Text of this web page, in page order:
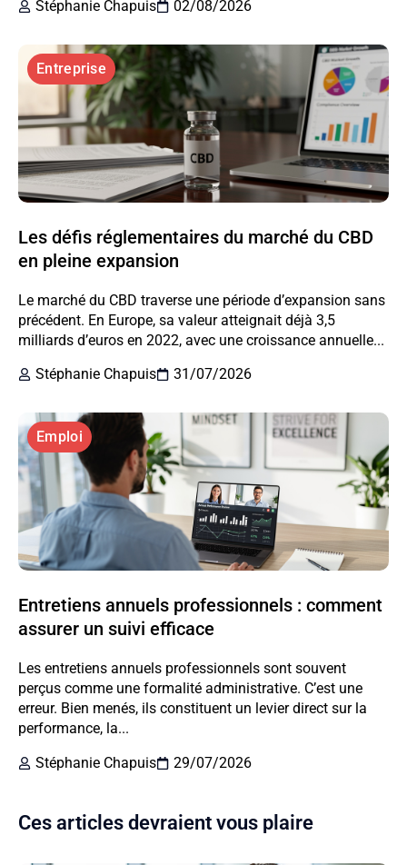
Stéphanie Chapuis
02/08/2026
Entreprise
Les défis réglementaires du marché du CBD
en pleine expansion
Le marché du CBD traverse une période d’expansion sans
précédent. En Europe, sa valeur atteignait déjà 3,5
milliards d’euros en 2022, avec une croissance annuelle...
Stéphanie Chapuis
31/07/2026
Emploi
Entretiens annuels professionnels : comment
assurer un suivi efficace
Les entretiens annuels professionnels sont souvent
perçus comme une formalité administrative. C’est une
erreur. Bien menés, ils constituent un levier direct sur la
performance, la...
Stéphanie Chapuis
29/07/2026
Ces articles devraient vous plaire